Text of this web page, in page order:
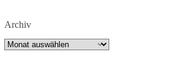
DieBasis
Archiv
Archiv